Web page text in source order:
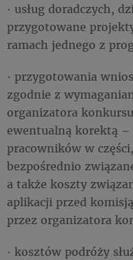
· usług doradczych,
przygotowane
ramach jednego z
· przygotowania
zgodnie z
organizatora
ewentualną korektą
pracowników w
bezpośrednio
a także koszty
aplikacji przed
przez organizatora
· kosztów podróży